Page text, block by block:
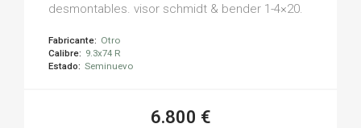
desmontables. visor schmidt & bender 1-4×20.
Fabricante: Otro
Calibre: 9.3x74 R
Estado: Seminuevo
6.800 €